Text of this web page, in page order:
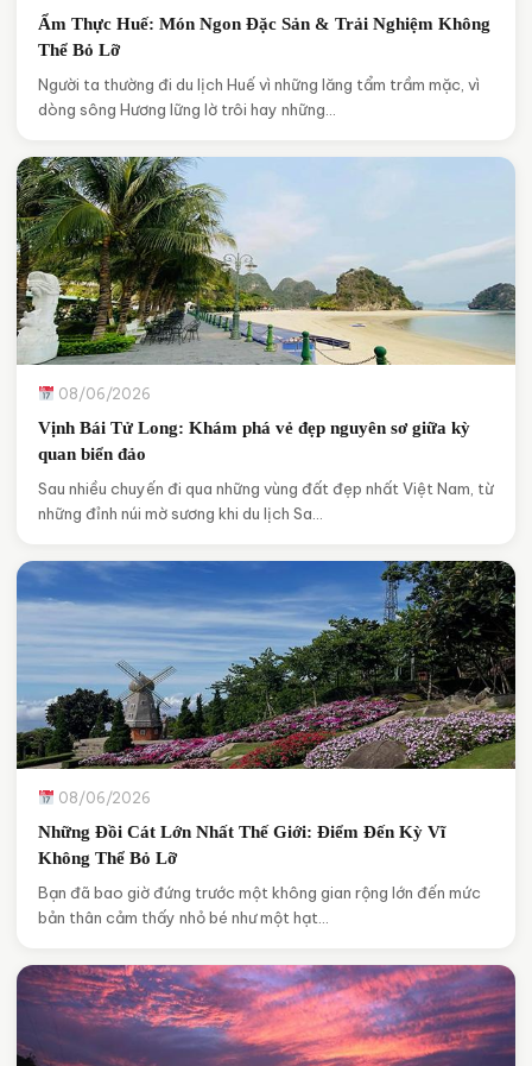
Ẩm Thực Huế: Món Ngon Đặc Sản & Trải Nghiệm Không
Thể Bỏ Lỡ
Người ta thường đi du lịch Huế vì những lăng tẩm trầm mặc, vì
dòng sông Hương lững lờ trôi hay những…
08/06/2026
Vịnh Bái Tử Long: Khám phá vẻ đẹp nguyên sơ giữa kỳ
quan biển đảo
Sau nhiều chuyến đi qua những vùng đất đẹp nhất Việt Nam, từ
những đỉnh núi mờ sương khi du lịch Sa…
08/06/2026
Những Đồi Cát Lớn Nhất Thế Giới: Điểm Đến Kỳ Vĩ
Không Thể Bỏ Lỡ
Bạn đã bao giờ đứng trước một không gian rộng lớn đến mức
bản thân cảm thấy nhỏ bé như một hạt…